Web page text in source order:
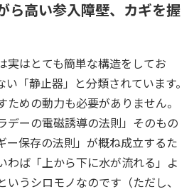
ら高い参入障壁、カギを握
実はとても簡単な構造をしてお
「静止器」と分類されています。
ための動力も必要がありません。
デーの電磁誘導の法則」そのもの
ー保存の法則」が概ね成立するた
わば「上から下に水が流れる」よ
いうシロモノなのです（ただし、